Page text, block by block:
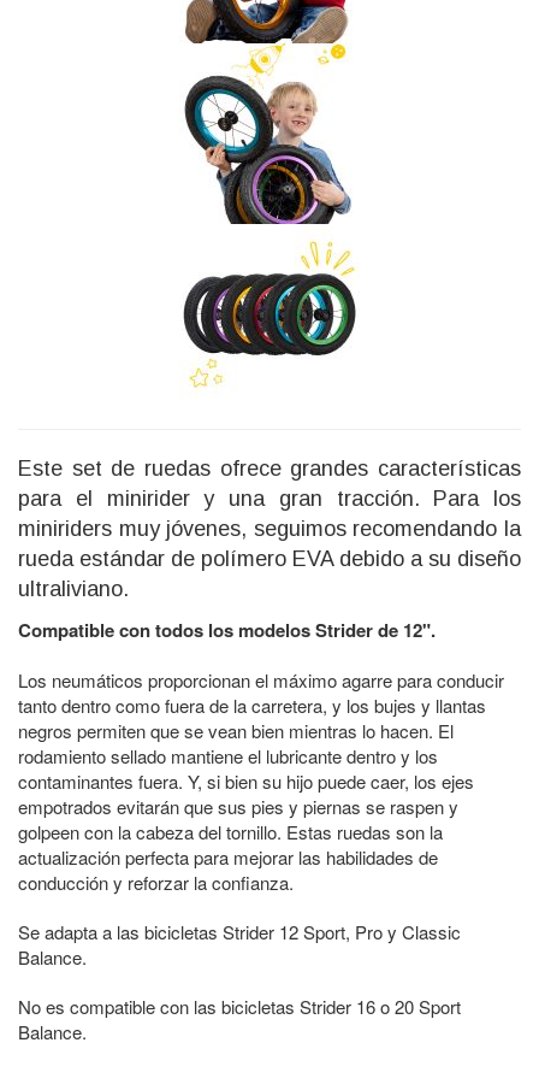
Este set de ruedas ofrece grandes características
para el minirider y una gran tracción. Para los
miniriders muy jóvenes, seguimos recomendando la
rueda estándar de polímero EVA debido a su diseño
ultraliviano.
Compatible con todos los modelos Strider de 12".
Los neumáticos proporcionan el máximo agarre para conducir
tanto dentro como fuera de la carretera, y los bujes y llantas
negros permiten que se vean bien mientras lo hacen. El
rodamiento sellado mantiene el lubricante dentro y los
contaminantes fuera. Y, si bien su hijo puede caer, los ejes
empotrados evitarán que sus pies y piernas se raspen y
golpeen con la cabeza del tornillo. Estas ruedas son la
actualización perfecta para mejorar las habilidades de
conducción y reforzar la confianza.
Se adapta a las bicicletas Strider 12 Sport, Pro y Classic
Balance.
No es compatible con las bicicletas Strider 16 o 20 Sport
Balance.